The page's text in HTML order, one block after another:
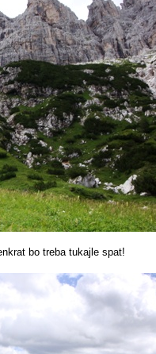
bo treba tukajle spat!